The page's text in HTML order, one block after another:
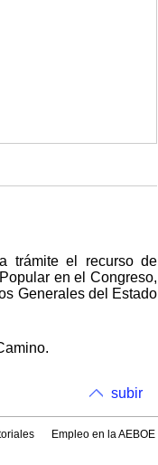
trámite el recurso de
en el Congreso,
Generales del Estado
subir
Empleo en la AEBOE